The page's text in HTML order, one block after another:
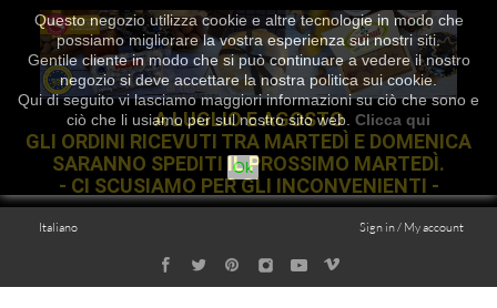
Questo negozio utilizza cookie e altre tecnologie in modo che
possiamo migliorare la vostra esperienza sui nostri siti.
Gentile cliente in modo che si può continuare a vedere il nostro
negozio si deve accettare la nostra politica sui cookie.
Qui di seguito vi lasciamo maggiori informazioni su ciò che sono e
ciò che li usiamo per sul nostro sito web. Clicca qui
Ok
A LUGLIO E AGOSTO
GLI ORDINI RICEVUTI TRA MARTEDÌ E DOMENICA
SARANNO SPEDITI IL PROSSIMO MARTEDÌ.
- CI SCUSIAMO PER GLI INCONVENIENTI -
Sign in / My account
Italiano